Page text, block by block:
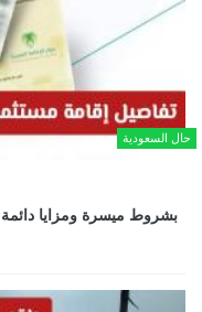
حال السعودية
بشروط ميسرة ومزايا